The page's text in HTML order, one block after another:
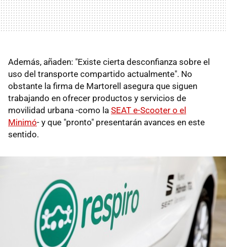
Además, añaden: "Existe cierta desconfianza sobre el
uso del transporte compartido actualmente". No
obstante la firma de Martorell asegura que siguen
trabajando en ofrecer productos y servicios de
movilidad urbana -como la SEAT e-Scooter o el
Minimó- y que "pronto" presentarán avances en este
sentido.